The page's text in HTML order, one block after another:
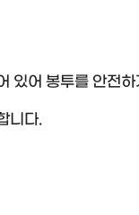
있어 봉투를 안전
니다.